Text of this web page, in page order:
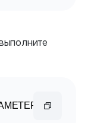
value